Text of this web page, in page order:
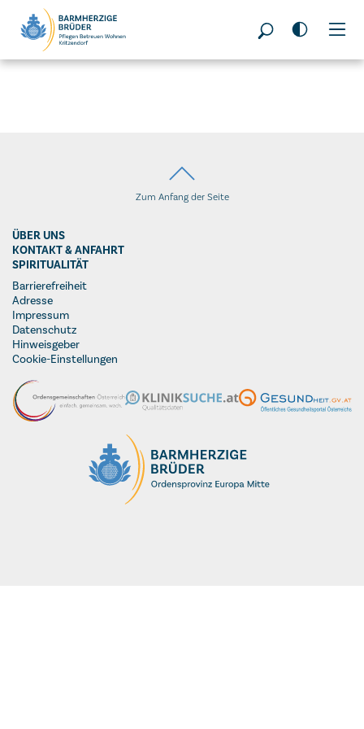
Seitenbereiche:
Zum Anfang der Seite
ÜBER UNS
KONTAKT & ANFAHRT
SPIRITUALITÄT
Barrierefreiheit
Adresse
Impressum
Datenschutz
Hinweisgeber
Cookie-Einstellungen